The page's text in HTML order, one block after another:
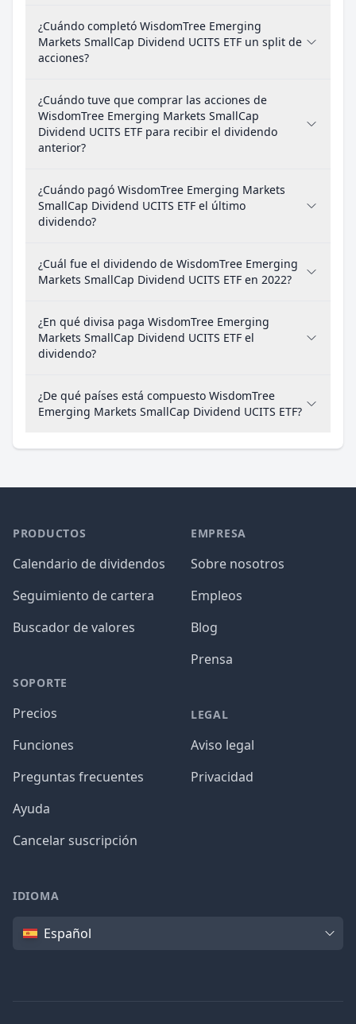
¿Cuándo completó WisdomTree Emerging
Markets SmallCap Dividend UCITS ETF un split de
acciones?
¿Cuándo tuve que comprar las acciones de
WisdomTree Emerging Markets SmallCap
Dividend UCITS ETF para recibir el dividendo
anterior?
¿Cuándo pagó WisdomTree Emerging Markets
SmallCap Dividend UCITS ETF el último
dividendo?
¿Cuál fue el dividendo de WisdomTree Emerging
Markets SmallCap Dividend UCITS ETF en 2022?
¿En qué divisa paga WisdomTree Emerging
Markets SmallCap Dividend UCITS ETF el
dividendo?
¿De qué países está compuesto WisdomTree
Emerging Markets SmallCap Dividend UCITS ETF?
PRODUCTOS
Calendario de dividendos
Seguimiento de cartera
Buscador de valores
SOPORTE
Precios
Funciones
Preguntas frecuentes
Ayuda
Cancelar suscripción
EMPRESA
Sobre nosotros
Empleos
Blog
Prensa
LEGAL
Aviso legal
Privacidad
IDIOMA
IdiomaEspañol